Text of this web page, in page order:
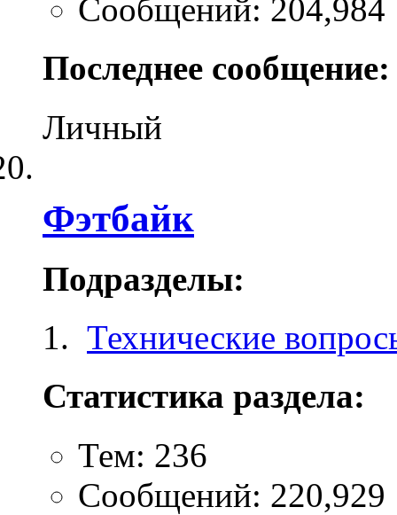
Сообщений: 204,984
Последнее сообщение:
Личный
Фэтбайк
Подразделы:
Технические
Статистика раздела:
Тем: 236
Сообщений: 220,929